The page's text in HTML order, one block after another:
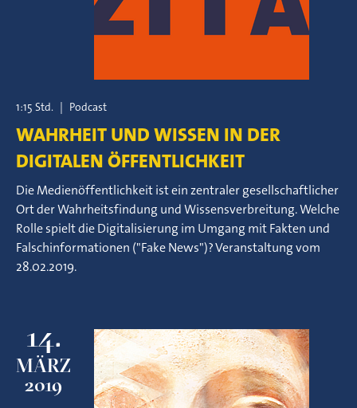
1:15 Std. | Podcast
WAHRHEIT UND WISSEN IN DER
DIGITALEN ÖFFENTLICHKEIT
Die Medienöffentlichkeit ist ein zentraler gesellschaftlicher
Ort der Wahrheitsfindung und Wissensverbreitung. Welche
Rolle spielt die Digitalisierung im Umgang mit Fakten und
Falschinformationen ("Fake News")? Veranstaltung vom
28.02.2019.
14.
MÄRZ
2019